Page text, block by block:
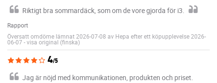
Riktigt bra sommardäck, som om de vore gjorda för i3.
Rapport
Översatt omdöme lämnat 2026-07-08 av Hepa efter ett köpupplevelse 2026-
06-07 -visa original (finska)
4/5
Jag är nöjd med kommunikationen, produkten och priset.